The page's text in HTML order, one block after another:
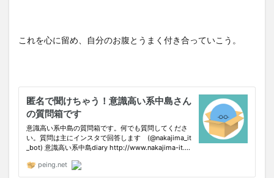
これを心に留め、自分のお腹とうまく付き合っていこう。